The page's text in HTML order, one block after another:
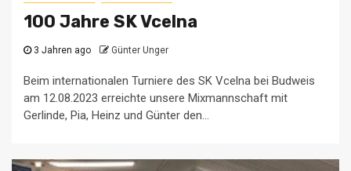
100 Jahre SK Vcelna
3 Jahren ago Günter Unger
Beim internationalen Turniere des SK Vcelna bei Budweis
am 12.08.2023 erreichte unsere Mixmannschaft mit
Gerlinde, Pia, Heinz und Günter den...